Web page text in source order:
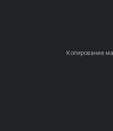
Копирование